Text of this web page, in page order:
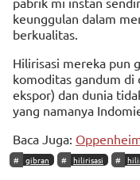
keunggulan dalam
berkualitas.
Hilirisasi mereka pun
komoditas gandum di
ekspor) dan dunia
yang namanya
Baca Juga:
gibran hilirisasi